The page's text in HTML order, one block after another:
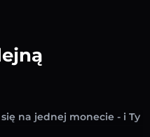
na jednej monecie - i Ty